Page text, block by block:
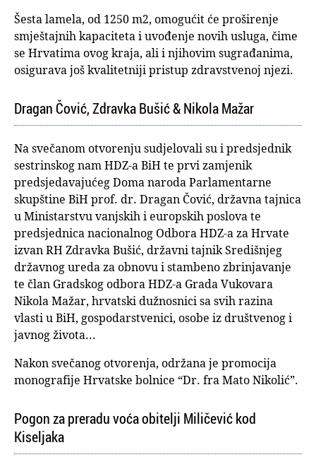
Šesta lamela, od 1250 m2, omogućit će proširenje
smještajnih kapaciteta i uvođenje novih usluga, čime
se Hrvatima ovog kraja, ali i njihovim sugrađanima,
osigurava još kvalitetniji pristup zdravstvenoj njezi.
Dragan Čović, Zdravka Bušić & Nikola Mažar
Na svečanom otvorenju sudjelovali su i predsjednik
sestrinskog nam HDZ-a BiH te prvi zamjenik
predsjedavajućeg Doma naroda Parlamentarne
skupštine BiH prof. dr. Dragan Čović, državna tajnica
u Ministarstvu vanjskih i europskih poslova te
predsjednica nacionalnog Odbora HDZ-a za Hrvate
izvan RH Zdravka Bušić, državni tajnik Središnjeg
državnog ureda za obnovu i stambeno zbrinjavanje
te član Gradskog odbora HDZ-a Grada Vukovara
Nikola Mažar, hrvatski dužnosnici sa svih razina
vlasti u BiH, gospodarstvenici, osobe iz društvenog i
javnog života...
Nakon svečanog otvorenja, održana je promocija
monografije Hrvatske bolnice “Dr. fra Mato Nikolić”.
Pogon za preradu voća obitelji Miličević kod
Kiseljaka